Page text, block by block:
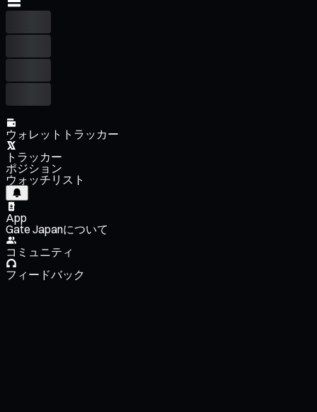
ウォレットトラッカー
トラッカー
ポジション
ウォッチリスト
App
Gate Japanについて
コミュニティ
フィードバック